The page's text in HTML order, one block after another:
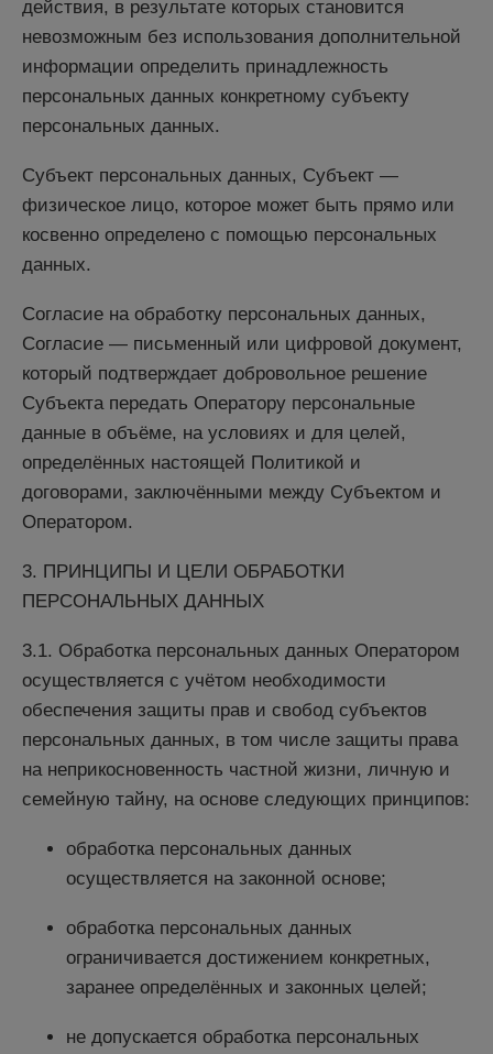
действия, в результате которых становится
невозможным без использования дополнительной
информации определить принадлежность
персональных данных конкретному субъекту
персональных данных.
Субъект персональных данных, Субъект —
физическое лицо, которое может быть прямо или
косвенно определено с помощью персональных
данных.
Согласие на обработку персональных данных,
Согласие — письменный или цифровой документ,
который подтверждает добровольное решение
Субъекта передать Оператору персональные
данные в объёме, на условиях и для целей,
определённых настоящей Политикой и
договорами, заключёнными между Субъектом и
Оператором.
3. ПРИНЦИПЫ И ЦЕЛИ ОБРАБОТКИ
ПЕРСОНАЛЬНЫХ ДАННЫХ
3.1. Обработка персональных данных Оператором
осуществляется с учётом необходимости
обеспечения защиты прав и свобод субъектов
персональных данных, в том числе защиты права
на неприкосновенность частной жизни, личную и
семейную тайну, на основе следующих принципов:
обработка персональных данных
осуществляется на законной основе;
обработка персональных данных
ограничивается достижением конкретных,
заранее определённых и законных целей;
не допускается обработка персональных